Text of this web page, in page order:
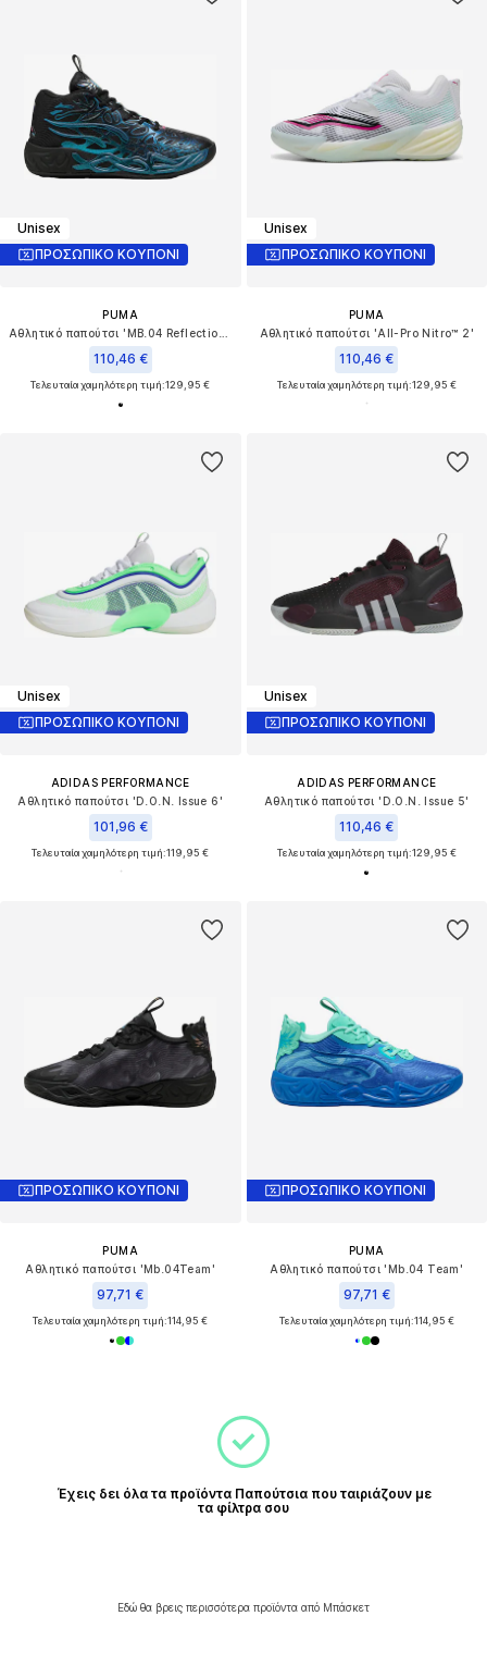
Unisex
ΠΡΟΣΩΠΙΚΟ ΚΟΥΠΟΝΙ
PUMA
110,46 €
Τελευταία χαμηλότερη τιμή:129,95 €
Unisex
ΠΡΟΣΩΠΙΚΟ ΚΟΥΠΟΝΙ
PUMA
Αθλητικό παπούτσι 'All-Pro Nitro™ 2'
110,46 €
Τελευταία χαμηλότερη τιμή:129,95 €
Unisex
ΠΡΟΣΩΠΙΚΟ ΚΟΥΠΟΝΙ
ADIDAS PERFORMANCE
Αθλητικό παπούτσι 'D.O.N. Issue 6'
101,96 €
Τελευταία χαμηλότερη τιμή:119,95 €
Unisex
ΠΡΟΣΩΠΙΚΟ ΚΟΥΠΟΝΙ
ADIDAS PERFORMANCE
Αθλητικό παπούτσι 'D.O.N. Issue 5'
110,46 €
Τελευταία χαμηλότερη τιμή:129,95 €
ΠΡΟΣΩΠΙΚΟ ΚΟΥΠΟΝΙ
PUMA
Αθλητικό παπούτσι 'Mb.04Team'
97,71 €
Τελευταία χαμηλότερη τιμή:114,95 €
ΠΡΟΣΩΠΙΚΟ ΚΟΥΠΟΝΙ
PUMA
Αθλητικό παπούτσι 'Mb.04 Team'
97,71 €
Τελευταία χαμηλότερη τιμή:114,95 €
Έχεις δει όλα τα προϊόντα Παπούτσια που ταιριάζουν με
τα φίλτρα σου
Εδώ θα βρεις περισσότερα προϊόντα από Μπάσκετ